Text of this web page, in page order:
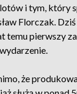
i tym, który
Florczak.
temu pierwszy
że